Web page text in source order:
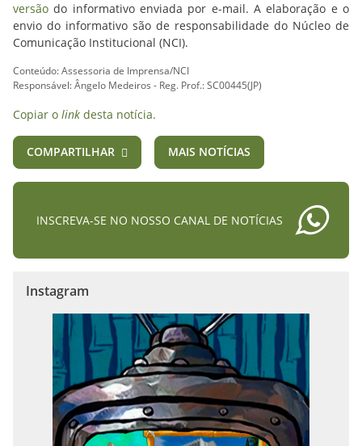
versão do informativo enviada por e-mail. A elaboração e o
envio do informativo são de responsabilidade do Núcleo de
Comunicação Institucional (NCI).
Conteúdo: Assessoria de Imprensa/NCI
Responsável: Ângelo Medeiros - Reg. Prof.: SC00445(JP)
Copiar o link desta notícia.
COMPARTILHAR MAIS NOTÍCIAS
INSCREVA-SE NO NOSSO CANAL DE NOTÍCIAS
Instagram